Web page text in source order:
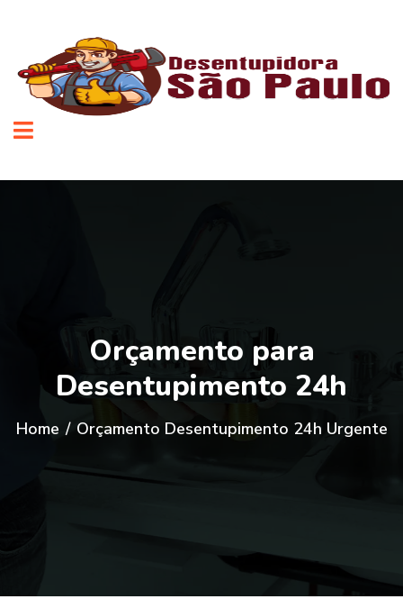
Orçamento para
Desentupimento 24h
Home / Orçamento Desentupimento 24h Urgente